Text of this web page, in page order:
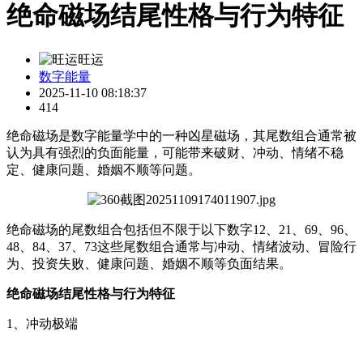
绝命磁场结尾性格与行为特征
旺运
数字能量
2025-11-10 08:18:37
414
绝命磁场是数字能量学中的一种凶星磁场，其尾数组合通常被
认为具有强烈的负面能量，可能带来破财、冲动、情绪不稳
定、健康问题、婚姻不顺等问题。
绝命磁场的尾数组合包括但不限于以下数字12、21、69、96、
48、84、37、73这些尾数组合通常与冲动、情绪波动、冒险行
为、投资失败、健康问题、婚姻不顺等负面结果。
绝命磁场结尾性格与行为特征
1、冲动极端